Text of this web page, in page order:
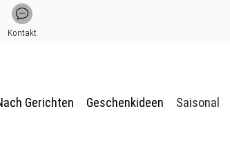
Kontakt
Gerichten Geschenkideen Saisonal